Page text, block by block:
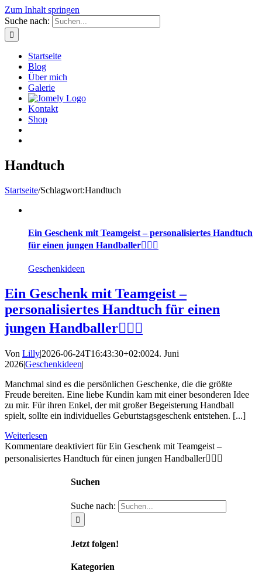
Zum Inhalt springen
Suche nach:
Startseite
Blog
Über mich
Galerie
Kontakt
Shop
Handtuch
Startseite/Schlagwort:Handtuch
Ein Geschenk mit Teamgeist – personalisiertes Handtuch
für einen jungen Handballer⛹🏻‍♂️
Geschenkideen
Ein Geschenk mit Teamgeist –
personalisiertes Handtuch für einen
jungen Handballer⛹🏻‍♂️
Von Lilly|2026-06-24T16:43:30+02:0024. Juni
2026|Geschenkideen|
Manchmal sind es die persönlichen Geschenke, die die größte
Freude bereiten. Eine liebe Kundin kam mit einer besonderen Idee
zu mir. Für ihren Enkel, der mit großer Begeisterung Handball
spielt, sollte ein individuelles Geburtstagsgeschenk entstehen. [...]
Weiterlesen
Kommentare deaktiviert für Ein Geschenk mit Teamgeist –
personalisiertes Handtuch für einen jungen Handballer⛹🏻‍♂️
Suchen
Suche nach:
Jetzt folgen!
Kategorien